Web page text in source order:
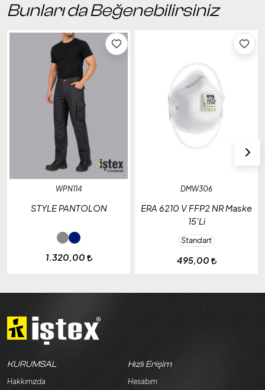
Bunları da Beğenebilirsiniz
WPN114
STYLE PANTOLON
1.320,00
DMW306
ERA 6210 V FFP2 NR Maske
15'Li
Standart
495,00
KURUMSAL
Hakkımızda
Hızlı Erişim
Hesabım